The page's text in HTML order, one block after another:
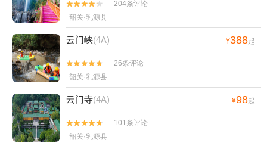


204条评论
韶关·乳源县
云门峡(4A) ¥388起


26条评论
韶关·乳源县
云门寺(4A) ¥98起


101条评论
韶关·乳源县